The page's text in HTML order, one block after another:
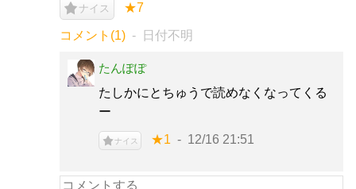
ナイス ★7
コメント(1) 日付不明
たんぽぽ
たしかにとちゅうで読めなくなってくる
ー
ナイス ★1 12/16 21:51